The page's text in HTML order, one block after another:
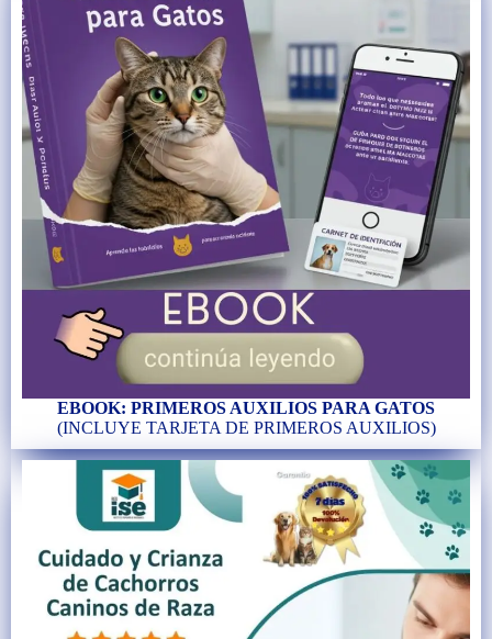
EBOOK: PRIMEROS AUXILIOS PARA GATOS
(INCLUYE TARJETA DE PRIMEROS AUXILIOS)